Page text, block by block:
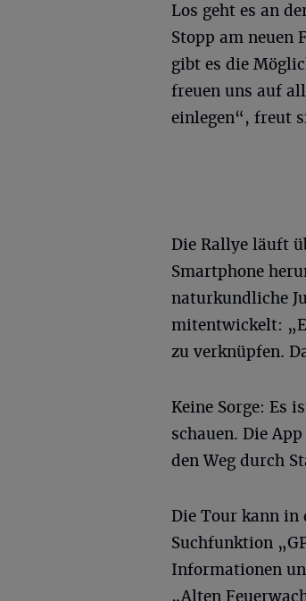
Los geht es an
Stopp am neuen
gibt es die
freuen uns auf
einlegen“, freut
Die Rallye läuft
Smartphone
naturkundliche
mitentwickelt:
zu verknüpfen.
Keine Sorge: Es
schauen. Die
den Weg durch
Die Tour kann in
Suchfunktion
Informationen
„Alten